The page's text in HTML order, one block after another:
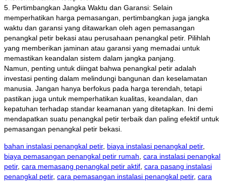
5. Pertimbangkan Jangka Waktu dan Garansi: Selain
memperhatikan harga pemasangan, pertimbangkan juga jangka
waktu dan garansi yang ditawarkan oleh agen pemasangan
penangkal petir bekasi atau perusahaan penangkal petir. Pilihlah
yang memberikan jaminan atau garansi yang memadai untuk
memastikan keandalan sistem dalam jangka panjang.
Namun, penting untuk diingat bahwa penangkal petir adalah
investasi penting dalam melindungi bangunan dan keselamatan
manusia. Jangan hanya berfokus pada harga terendah, tetapi
pastikan juga untuk memperhatikan kualitas, keandalan, dan
kepatuhan terhadap standar keamanan yang ditetapkan. Ini demi
mendapatkan suatu penangkal petir terbaik dan paling efektif untuk
pemasangan penangkal petir bekasi.
bahan instalasi penangkal petir, biaya instalasi penangkal petir,
biaya pemasangan penangkal petir rumah cara instalasi penangkal
petir, cara memasang penangkal petir aktif cara pasang instalasi
penangkal petir, cara pemasangan instalasi penangkal petir, cara